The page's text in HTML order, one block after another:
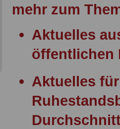
mehr zum
Aktuelles
öffentlichen
Aktuelles für